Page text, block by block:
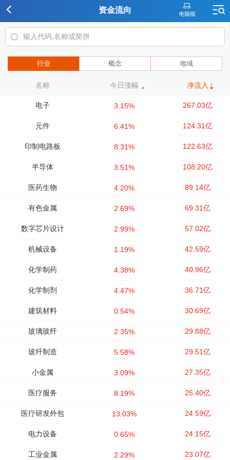
资金流向
行业 概念 地域
名称 今日涨幅 净流入
电子 3.15% 267.03亿
元件 6.41% 124.31亿
印制电路板 8.31% 122.63亿
半导体 3.51% 108.20亿
医药生物 4.20% 89.14亿
有色金属 2.69% 69.31亿
数字芯片设计 2.99% 57.02亿
机械设备 1.19% 42.59亿
化学制药 4.38% 40.96亿
化学制剂 4.47% 36.71亿
建筑材料 0.54% 30.69亿
玻璃玻纤 2.35% 29.88亿
玻纤制造 5.58% 29.51亿
小金属 3.09% 27.35亿
医疗服务 8.19% 25.40亿
医疗研发外包 13.03% 24.59亿
电力设备 0.65% 24.15亿
工业金属 2.29% 23.07亿